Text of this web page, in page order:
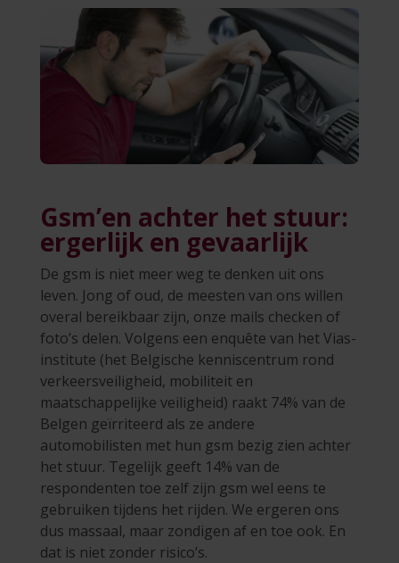
Gsm’en achter het stuur:
ergerlijk en gevaarlijk
De gsm is niet meer weg te denken uit ons
leven. Jong of oud, de meesten van ons willen
overal bereikbaar zijn, onze mails checken of
foto’s delen. Volgens een enquête van het Vias-
institute (het Belgische kenniscentrum rond
verkeersveiligheid, mobiliteit en
maatschappelijke veiligheid) raakt 74% van de
Belgen geïrriteerd als ze andere
automobilisten met hun gsm bezig zien achter
het stuur. Tegelijk geeft 14% van de
respondenten toe zelf zijn gsm wel eens te
gebruiken tijdens het rijden. We ergeren ons
dus massaal, maar zondigen af en toe ook. En
dat is niet zonder risico’s.